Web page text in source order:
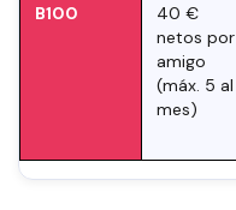
B100
40 €
netos por
amigo
(máx. 5 al
mes)